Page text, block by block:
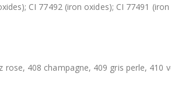
CI 77492 (iron oxides); CI 77491
408 champagne, 409 gris perle, 410